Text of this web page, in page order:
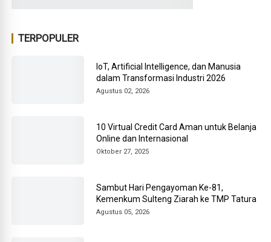
TERPOPULER
IoT, Artificial Intelligence, dan Manusia
dalam Transformasi Industri 2026
Agustus 02, 2026
10 Virtual Credit Card Aman untuk Belanja
Online dan Internasional
Oktober 27, 2025
Sambut Hari Pengayoman Ke-81,
Kemenkum Sulteng Ziarah ke TMP Tatura
Agustus 05, 2026